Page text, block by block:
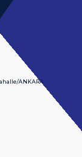
ANKARA